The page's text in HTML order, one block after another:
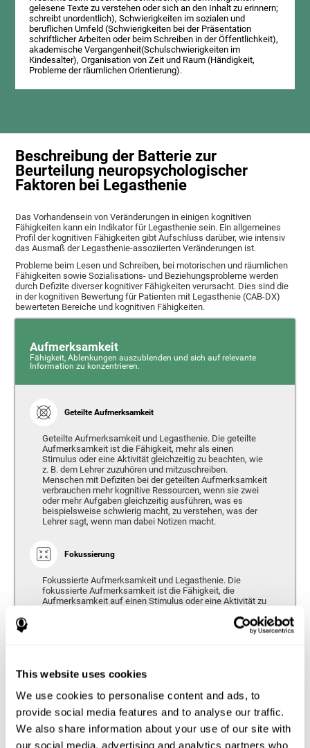
This website uses cookies
We use cookies to personalise content and ads, to
provide social media features and to analyse our traffic.
We also share information about your use of our site with
our social media, advertising and analytics partners who
gelesene Texte zu verstehen oder sich an den Inhalt zu erinnern;
schreibt unordentlich), Schwierigkeiten im sozialen und
beruflichen Umfeld (Schwierigkeiten bei der Präsentation
schriftlicher Arbeiten oder beim Schreiben in der Öffentlichkeit),
akademische Vergangenheit(Schulschwierigkeiten im
Kindesalter), Organisation von Zeit und Raum (Händigkeit,
Probleme der räumlichen Orientierung).
Beschreibung der Batterie zur
Beurteilung neuropsychologischer
Faktoren bei Legasthenie
Das Vorhandensein von Veränderungen in einigen kognitiven
Fähigkeiten kann ein Indikator für Legasthenie sein. Ein allgemeines
Profil der kognitiven Fähigkeiten gibt Aufschluss darüber, wie intensiv
das Ausmaß der Legasthenie-assoziierten Veränderungen ist.
Probleme beim Lesen und Schreiben, bei motorischen und räumlichen
Fähigkeiten sowie Sozialisations- und Beziehungsprobleme werden
durch Defizite diverser kognitiver Fähigkeiten verursacht. Dies sind die
in der kognitiven Bewertung für Patienten mit Legasthenie (CAB-DX)
bewerteten Bereiche und kognitiven Fähigkeiten.
Aufmerksamkeit
Fähigkeit, Ablenkungen auszublenden und sich auf relevante
Information zu konzentrieren.
Geteilte Aufmerksamkeit
Geteilte Aufmerksamkeit und Legasthenie. Die geteilte
Aufmerksamkeit ist die Fähigkeit, mehr als einen
Stimulus oder eine Aktivität gleichzeitig zu beachten, wie
z. B. dem Lehrer zuzuhören und mitzuschreiben.
Menschen mit Defiziten bei der geteilten Aufmerksamkeit
verbrauchen mehr kognitive Ressourcen, wenn sie zwei
oder mehr Aufgaben gleichzeitig ausführen, was es
beispielsweise schwierig macht, zu verstehen, was der
Lehrer sagt, wenn man dabei Notizen macht.
Fokussierung
Fokussierte Aufmerksamkeit und Legasthenie. Die
fokussierte Aufmerksamkeit ist die Fähigkeit, die
Aufmerksamkeit auf einen Stimulus oder eine Aktivität zu
möglicherweise wichtige Informationen und kann so die
Aufgaben zu konzentrieren.
Gedächtnis